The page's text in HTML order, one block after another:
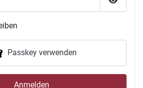
Passkey verwenden
Anmelden